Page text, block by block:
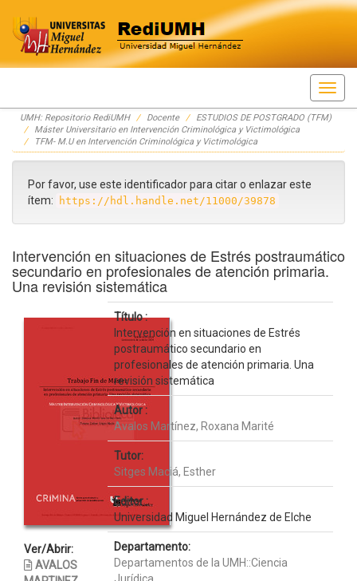
Skip
navigation
UMH: Repositorio RediUMH Docente
ESTUDIOS DE POSTGRADO (TFM)
Máster Universitario en Intervención Criminológica y Victimológica
TFM- M.U en Intervención Criminológica y Victimológica
Por favor, use este identificador para citar o enlazar este
ítem:
https://hdl.handle.net/11000/39878
Intervención en situaciones de Estrés postraumático
secundario en profesionales de atención primaria.
Una revisión sistemática
Ver/Abrir:
AVALOS
Título :
Intervención en situaciones de Estrés
postraumático secundario en
profesionales de atención primaria. Una
revisión sistemática
Autor :
Avalos Martínez, Roxana Marité
Tutor:
Sitges Maciá, Esther
Editor :
Universidad Miguel Hernández de Elche
Departamento:
Departamentos de la UMH::Ciencia